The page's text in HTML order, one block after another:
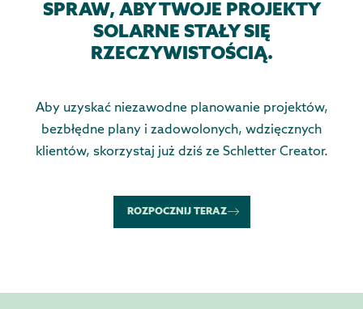
SPRAW, ABY TWOJE PROJEKTY
SOLARNE STAŁY SIĘ
RZECZYWISTOŚCIĄ.
Aby uzyskać niezawodne planowanie projektów,
bezbłędne plany i zadowolonych, wdzięcznych
klientów, skorzystaj już dziś ze Schletter Creator.
ROZPOCZNIJ TERAZ